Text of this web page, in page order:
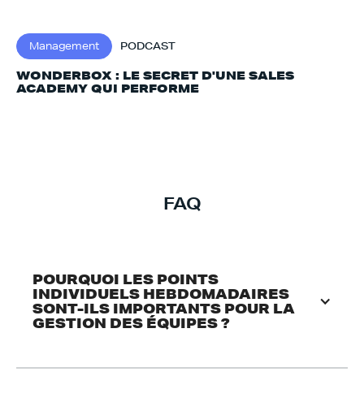
Management PODCAST
WONDERBOX : LE SECRET D'UNE SALES
ACADEMY QUI PERFORME
FAQ
POURQUOI LES POINTS
INDIVIDUELS HEBDOMADAIRES
SONT-ILS IMPORTANTS POUR LA
GESTION DES ÉQUIPES ?